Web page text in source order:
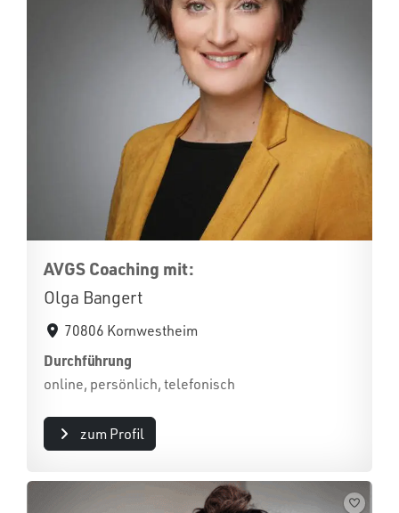
AVGS Coaching mit:
Olga Bangert
70806 Kornwestheim
Durchführung
online, persönlich, telefonisch
zum Profil